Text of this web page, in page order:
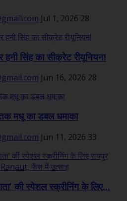
Jul 1, 2026 28
हनी सिंह का सीक्रेट रीयूनियन!
Jun 16, 2026 28
मधू का डबल धमाका
Jun 11, 2026 33
की स्पेशल स्क्रीनिंग के लिए...